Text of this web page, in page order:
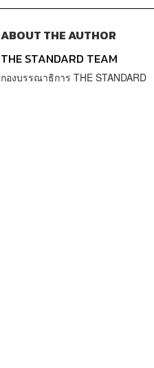
ABOUT THE AUTHOR
THE STANDARD TEAM
กองบรรณาธิการ THE STANDARD